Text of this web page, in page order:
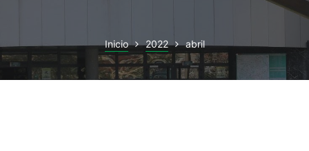
Inicio 2022 abril